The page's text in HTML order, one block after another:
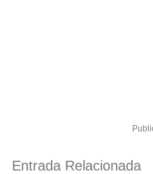
Entrada Relacionada